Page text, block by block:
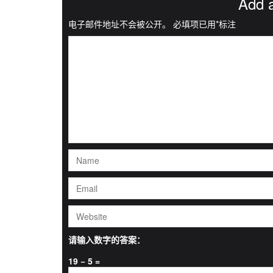
电子邮件地址不会被公开。 必填项已用*标注
请输入数字的答案：
19 − 5 =